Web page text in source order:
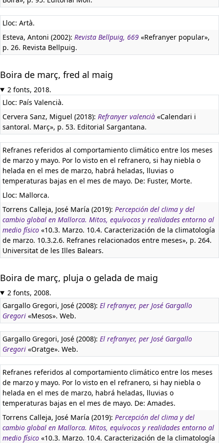
Lloc: Artà.
Esteva, Antoni (2002): Revista Bellpuig, 669 «Refranyer popular»,
p. 26. Revista Bellpuig.
Boira de març, fred al maig
2 fonts, 2018.
Lloc: País Valencià.
Cervera Sanz, Miguel (2018): Refranyer valencià «Calendari i
santoral. Març», p. 53. Editorial Sargantana.
Refranes referidos al comportamiento climático entre los meses
de marzo y mayo. Por lo visto en el refranero, si hay niebla o
helada en el mes de marzo, habrá heladas, lluvias o
temperaturas bajas en el mes de mayo. De: Fuster, Morte.
Lloc: Mallorca.
Torrens Calleja, José María (2019): Percepción del clima y del
cambio global en Mallorca. Mitos, equívocos y realidades entorno al
medio físico «10.3. Marzo. 10.4. Caracterización de la climatología
de marzo. 10.3.2.6. Refranes relacionados entre meses», p. 264.
Universitat de les Illes Balears.
Boira de març, pluja o gelada de maig
2 fonts, 2008.
Gargallo Gregori, José (2008): El refranyer, per José Gargallo
Gregori «Mesos». Web.
Gargallo Gregori, José (2008): El refranyer, per José Gargallo
Gregori «Oratge». Web.
Refranes referidos al comportamiento climático entre los meses
de marzo y mayo. Por lo visto en el refranero, si hay niebla o
helada en el mes de marzo, habrá heladas, lluvias o
temperaturas bajas en el mes de mayo. De: Amades.
Torrens Calleja, José María (2019): Percepción del clima y del
cambio global en Mallorca. Mitos, equívocos y realidades entorno al
medio físico «10.3. Marzo. 10.4. Caracterización de la climatología